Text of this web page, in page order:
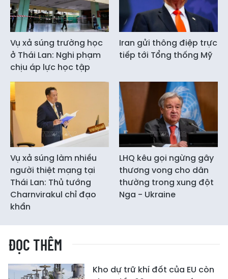
Vụ xả súng trường học
ở Thái Lan: Nghi phạm
chịu áp lực học tập
Iran gửi thông điệp trực
tiếp tới Tổng thống Mỹ
Vụ xả súng làm nhiều
người thiệt mạng tại
Thái Lan: Thủ tướng
Charnvirakul chỉ đạo
khẩn
LHQ kêu gọi ngừng gây
thương vong cho dân
thường trong xung đột
Nga - Ukraine
ĐỌC THÊM
Kho dự trữ khí đốt của EU còn